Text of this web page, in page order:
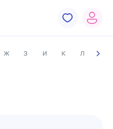
Ж З И К Л М